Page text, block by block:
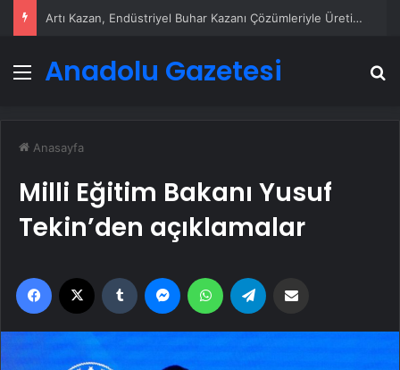
Artı Kazan, Endüstriyel Buhar Kazanı Çözümleriyle Üretim Tesislerine Verimli Sistemler Sunuyor
Menü
Anadolu Gazetesi
Anasayfa
Milli Eğitim Bakanı Yusuf
Tekin’den açıklamalar
Facebook Tumblr MessengerWhatsApp